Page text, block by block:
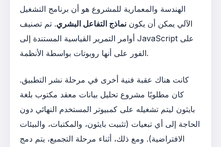
الهندسة والمعمارية للمشروع هو أن برنامج التشغيل
الآلي يمكن أن يكون نماذج التفاعل البشري. تم تصنيف
أوامر التمرير القياسية المستندة إلى JavaScript على
الفور على أنها روبوتات بواسطة الأنظمة.
كانت هناك عقبة فنية أخرى في مرحلة نشر التطبيق.
كان مطلوبًا مشروع تحليل بيانات معقد مكتوب بلغة
بايثون ليتم تشغيله على كمبيوتر المستخدم النهائي دون
الحاجة إلى أي تبعيات (تثبيت بايثون، والمكتبات، والبيئات
الافتراضية). ومع ذلك، أثناء مرحلة التجميع، يتم دمج